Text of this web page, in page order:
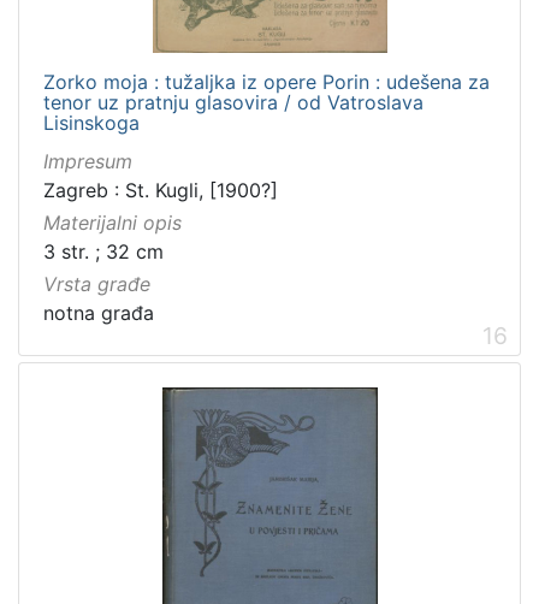
Zorko moja : tužaljka iz opere Porin : udešena za
tenor uz pratnju glasovira / od Vatroslava
Lisinskoga
Impresum
Zagreb : St. Kugli, [1900?]
Materijalni opis
3 str. ; 32 cm
Vrsta građe
notna građa
16